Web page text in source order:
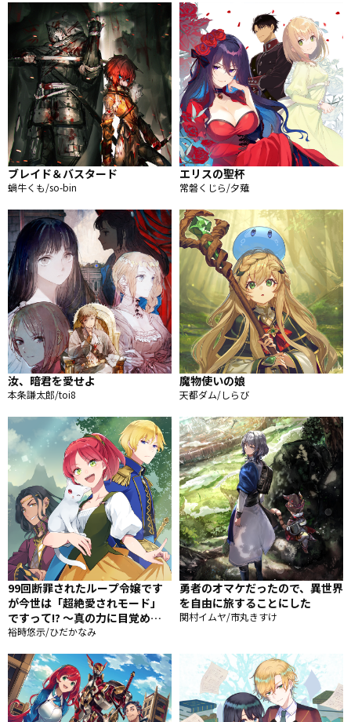
ブレイド＆バスタード
蝸牛くも/so-bin
エリスの聖杯
常磐くじら/夕薙
汝、暗君を愛せよ
本条謙太郎/toi8
魔物使いの娘
天都ダム/しらび
99回断罪されたループ令嬢です
が今世は「超絶愛されモード」
ですって!? 〜真の力に目覚めて
始まる100回目の人生〜
裕時悠示/ひだかなみ
勇者のオマケだったので、異世界
を自由に旅することにした
関村イムヤ/市丸きすけ